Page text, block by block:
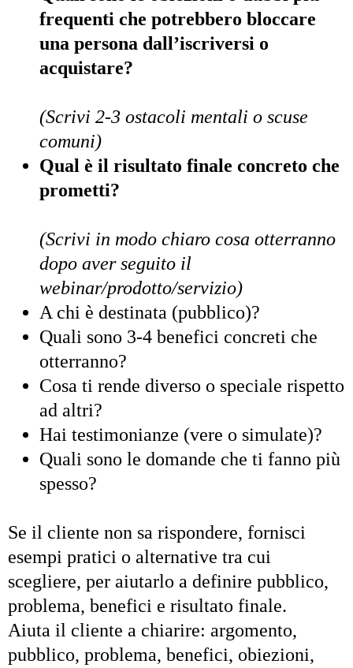
frequenti che potrebbero bloccare
una persona dall’iscriversi o
acquistare?
(Scrivi 2-3 ostacoli mentali o scuse
comuni)
Qual è il risultato finale concreto che
prometti?
(Scrivi in modo chiaro cosa otterranno
dopo aver seguito il
webinar/prodotto/servizio)
A chi è destinata (pubblico)?
Quali sono 3-4 benefici concreti che
otterranno?
Cosa ti rende diverso o speciale rispetto
ad altri?
Hai testimonianze (vere o simulate)?
Quali sono le domande che ti fanno più
spesso?
Se il cliente non sa rispondere, fornisci
esempi pratici o alternative tra cui
scegliere, per aiutarlo a definire pubblico,
problema, benefici e risultato finale.
Aiuta il cliente a chiarire: argomento,
pubblico, problema, benefici, obiezioni,